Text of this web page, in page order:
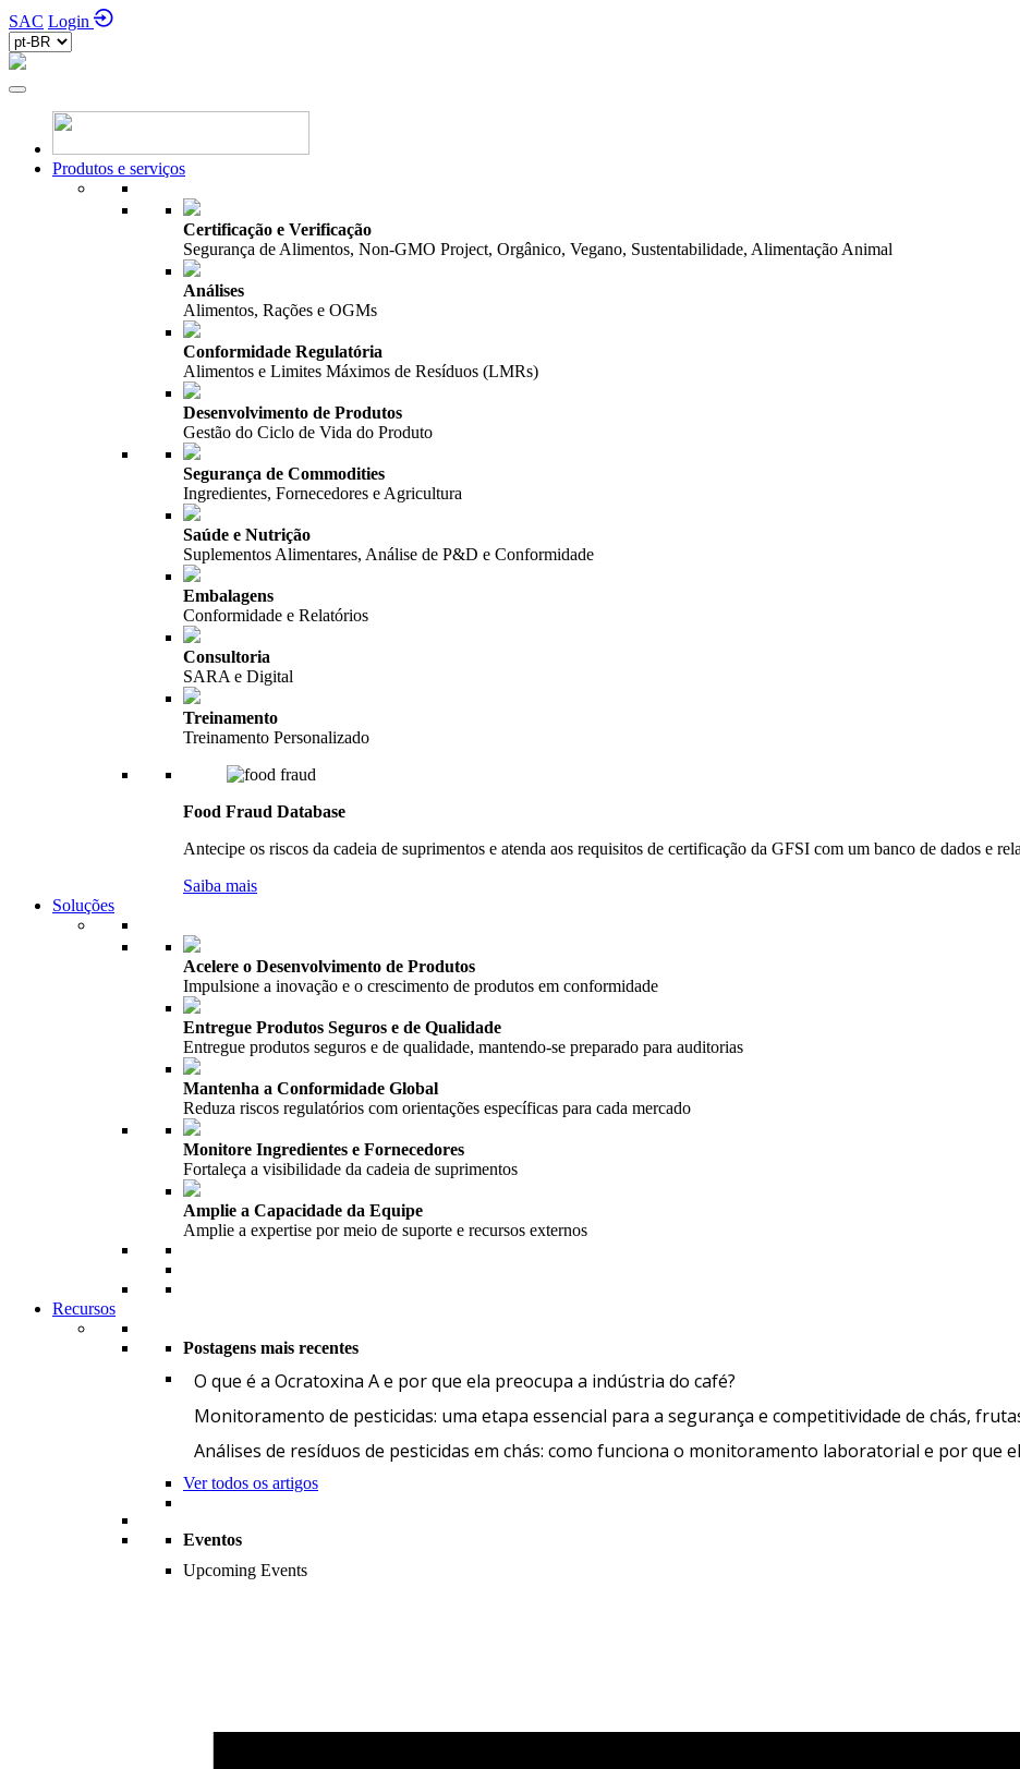
SAC Login
Produtos e serviços
Certificação e Verificação
Segurança de Alimentos, Non-GMO Project, Orgânico, Vegano, Sustentabilidade, Alimentação Animal
Análises
Alimentos, Rações e OGMs
Conformidade Regulatória
Alimentos e Limites Máximos de Resíduos (LMRs)
Desenvolvimento de Produtos
Gestão do Ciclo de Vida do Produto
Segurança de Commodities
Ingredientes, Fornecedores e Agricultura
Saúde e Nutrição
Suplementos Alimentares, Análise de P&D e Conformidade
Embalagens
Conformidade e Relatórios
Consultoria
SARA e Digital
Treinamento
Treinamento Personalizado
Food Fraud Database
Antecipe os riscos da cadeia de suprimentos e atenda aos requisitos de certificação da GFSI com um banco de dados e
Saiba mais
Soluções
Acelere o Desenvolvimento de Produtos
Impulsione a inovação e o crescimento de produtos em conformidade
Entregue Produtos Seguros e de Qualidade
Entregue produtos seguros e de qualidade, mantendo-se preparado para auditorias
Mantenha a Conformidade Global
Reduza riscos regulatórios com orientações específicas para cada mercado
Monitore Ingredientes e Fornecedores
Fortaleça a visibilidade da cadeia de suprimentos
Amplie a Capacidade da Equipe
Amplie a expertise por meio de suporte e recursos externos
Recursos
Postagens mais recentes
O que é a Ocratoxina A e por que ela preocupa a indústria do café?
Monitoramento de pesticidas: uma etapa essencial para a segurança e competitividade de chás,
Análises de resíduos de pesticidas em chás: como funciona o monitoramento laboratorial e por que
Ver todos os artigos
Eventos
Upcoming Events